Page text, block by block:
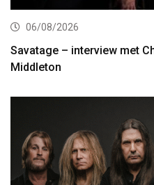
06/08/2026
Savatage – interview met
Middleton